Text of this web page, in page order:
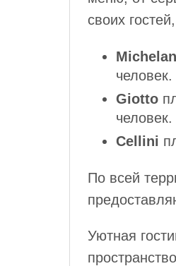
своих
человек.
Giotto
человек.
Cellini
По всей
Уютная